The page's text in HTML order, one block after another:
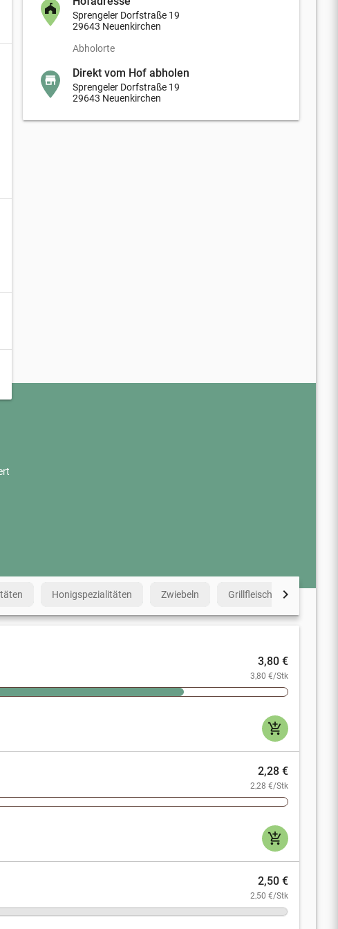
Sprengeler Dorfstraße 19
29643 Neuenkirchen
Abholorte
Direkt vom Hof abholen
Sprengeler Dorfstraße 19
29643 Neuenkirchen
Honigspezialitäten Zwiebeln Grillfleisch chevron_right
3,80 €
3,80 €/Stk
add_shopping_cart
2,28 €
2,28 €/Stk
add_shopping_cart
2,50 €
2,50 €/Stk